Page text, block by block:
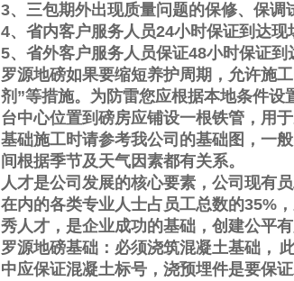
3、三包期外出现质量问题的保修、保调
4、省内客户服务人员24小时保证到达现
5、省外客户服务人员保证48小时保证到
罗源地磅如果要缩短养护周期，允许施
剂 ”等措施。为防雷您应根据本地条件设
台中心位置到磅房应铺设一根铁管，用于
基础施工时请参考我公司的基础图，一
间根据季节及天气因素都有关系。
人才是公司发展的核心要素，公司现有
在内的各类专业人士占员工总数的35%
秀人才，是企业成功的基础，创建公平
罗源地磅基础：必须浇筑混凝土基础，
中应保证混凝土标号，浇预埋件是要保